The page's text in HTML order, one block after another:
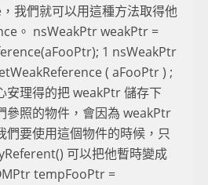
我們就可以用這種方法取得他
。 nsWeakPtr weakPtr =
1 nsWeakPtr
( aFooPtr ) ;
安理得的把 weakPtr 儲存下
參照的物件，會因為 weakPtr
們要使用這個物件的時候，只
可以把他暫時變成
tempFooPtr =